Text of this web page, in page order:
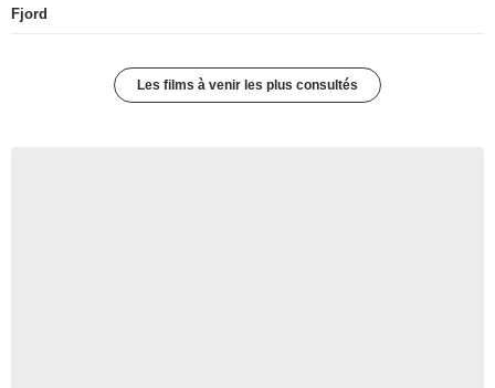
Fjord
Les films à venir les plus consultés